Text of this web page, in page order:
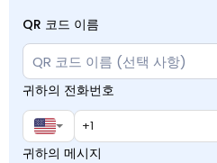
QR 코드 이름
귀하의 전화번호
귀하의 메시지